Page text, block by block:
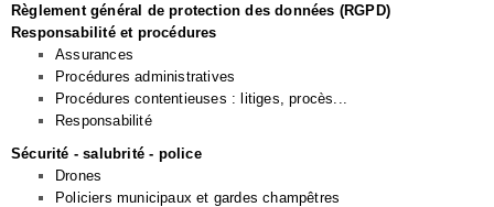
Règlement général de protection des données (RGPD)
Responsabilité et procédures
Assurances
Procédures administratives
Procédures contentieuses : litiges, procès...
Responsabilité
Sécurité - salubrité - police
Drones
Policiers municipaux et gardes champêtres